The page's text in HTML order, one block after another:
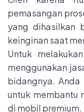
pemasangan
yang dihasilkan
keinginan saat
Untuk
menggunakan
bidangnya. Anda
untuk membantu
di mobil premium.